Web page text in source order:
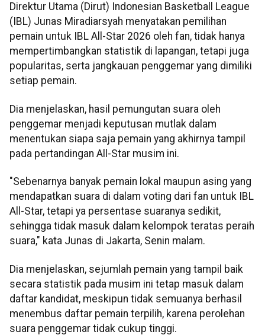
Direktur Utama (Dirut) Indonesian Basketball League
(IBL) Junas Miradiarsyah menyatakan pemilihan
pemain untuk IBL All-Star 2026 oleh fan, tidak hanya
mempertimbangkan statistik di lapangan, tetapi juga
popularitas, serta jangkauan penggemar yang dimiliki
setiap pemain.
Dia menjelaskan, hasil pemungutan suara oleh
penggemar menjadi keputusan mutlak dalam
menentukan siapa saja pemain yang akhirnya tampil
pada pertandingan All-Star musim ini.
"Sebenarnya banyak pemain lokal maupun asing yang
mendapatkan suara di dalam voting dari fan untuk IBL
All-Star, tetapi ya persentase suaranya sedikit,
sehingga tidak masuk dalam kelompok teratas peraih
suara," kata Junas di Jakarta, Senin malam.
Dia menjelaskan, sejumlah pemain yang tampil baik
secara statistik pada musim ini tetap masuk dalam
daftar kandidat, meskipun tidak semuanya berhasil
menembus daftar pemain terpilih, karena perolehan
suara penggemar tidak cukup tinggi.